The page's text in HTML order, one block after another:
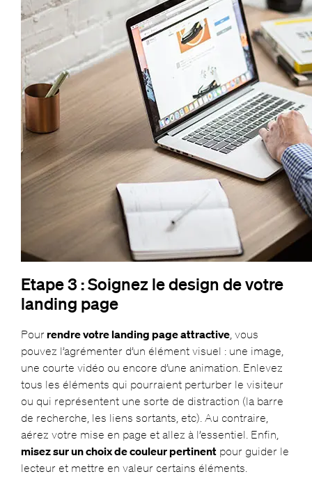
Etape 3 : Soignez le design de votre
landing page
Pour rendre votre landing page attractive, vous
pouvez l’agrémenter d’un élément visuel : une image,
une courte vidéo ou encore d’une animation. Enlevez
tous les éléments qui pourraient perturber le visiteur
ou qui représentent une sorte de distraction (la barre
de recherche, les liens sortants, etc). Au contraire,
aérez votre mise en page et allez à l’essentiel. Enfin,
misez sur un choix de couleur pertinentpour guider le
lecteur et mettre en valeur certains éléments.